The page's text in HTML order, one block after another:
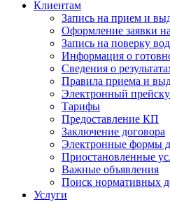
Клиентам
Запись на прием и
Оформление заявки
Запись на поверку
Информация о
Сведения о
Правила приема и
Электронный
Тарифы
Предоставление КП
Заключение договора
Электронные формы
Приостановленные
Важные объявления
Поиск нормативных
Услуги